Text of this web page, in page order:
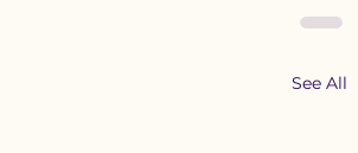
See All